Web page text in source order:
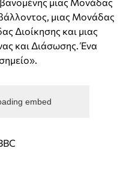
μιας Μονάδας
Διοίκησης και μιας
και Διάσωσης. Ένα
embed